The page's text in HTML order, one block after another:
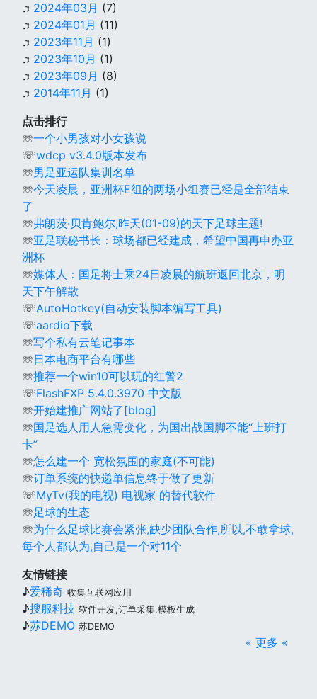
♬ 2024年03月 (7)
♬ 2024年01月 (11)
♬ 2023年11月 (1)
♬ 2023年10月 (1)
♬ 2023年09月 (8)
♬ 2014年11月 (1)
点击排行
☏一个小男孩对小女孩说
☏wdcp v3.4.0版本发布
☏男足亚运队集训名单
☏今天凌晨，亚洲杯E组的两场小组赛已经是全部结束
了
☏弗朗茨·贝肯鲍尔,昨天(01-09)的天下足球主题!
☏亚足联秘书长：球场都已经建成，希望中国再申办亚
洲杯
☏媒体人：国足将士乘24日凌晨的航班返回北京，明
天下午解散
☏AutoHotkey(自动安装脚本编写工具)
☏aardio下载
☏写个私有云笔记事本
☏日本电商平台有哪些
☏推荐一个win10可以玩的红警2
☏FlashFXP 5.4.0.3970 中文版
☏开始建推广网站了[blog]
☏国足选人用人急需变化，为国出战国脚不能“上班打
卡”
☏怎么建一个 宽松氛围的家庭(不可能)
☏订单系统的快递单信息终于做了更新
☏MyTv(我的电视) 电视家 的替代软件
☏足球的生态
☏为什么足球比赛会紧张,缺少团队合作,所以,不敢拿球,
每个人都认为,自己是一个对11个
友情链接
♪爱稀奇 收集互联网应用
♪搜服科技 软件开发,订单采集,模板生成
♪苏DEMO 苏DEMO
« 更多 «